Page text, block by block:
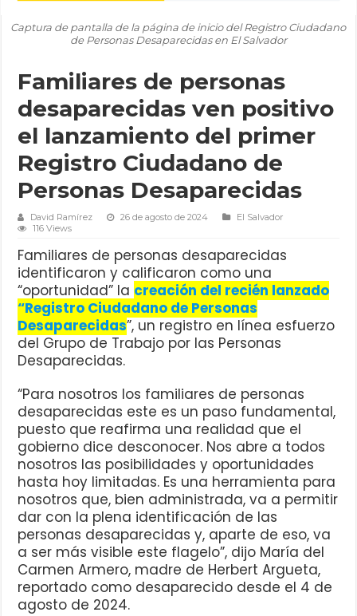
Captura de pantalla de la página de inicio del Registro Ciudadano
de Personas Desaparecidas en El Salvador
Familiares de personas
desaparecidas ven positivo
el lanzamiento del primer
Registro Ciudadano de
Personas Desaparecidas
David Ramírez 26 de agosto de 2024
El Salvador
116 Views
Familiares de personas desaparecidas
identificaron y calificaron como una
“oportunidad” la creación del recién lanzado
“Registro Ciudadano de Personas
Desaparecidas”, un registro en línea esfuerzo
del Grupo de Trabajo por las Personas
Desaparecidas.
“Para nosotros los familiares de personas
desaparecidas este es un paso fundamental,
puesto que reafirma una realidad que el
gobierno dice desconocer. Nos abre a todos
nosotros las posibilidades y oportunidades
hasta hoy limitadas. Es una herramienta para
nosotros que, bien administrada, va a permitir
dar con la plena identificación de las
personas desaparecidas y, aparte de eso, va
a ser más visible este flagelo”, dijo María del
Carmen Armero, madre de Herbert Argueta,
reportado como desaparecido desde el 4 de
agosto de 2024.